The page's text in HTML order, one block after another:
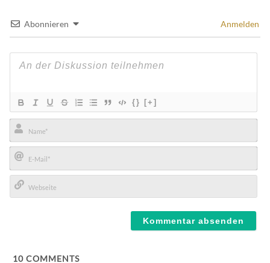
Abonnieren Anmelden
{} [+]
Name*
E-
Mail*
10 COMMENTS